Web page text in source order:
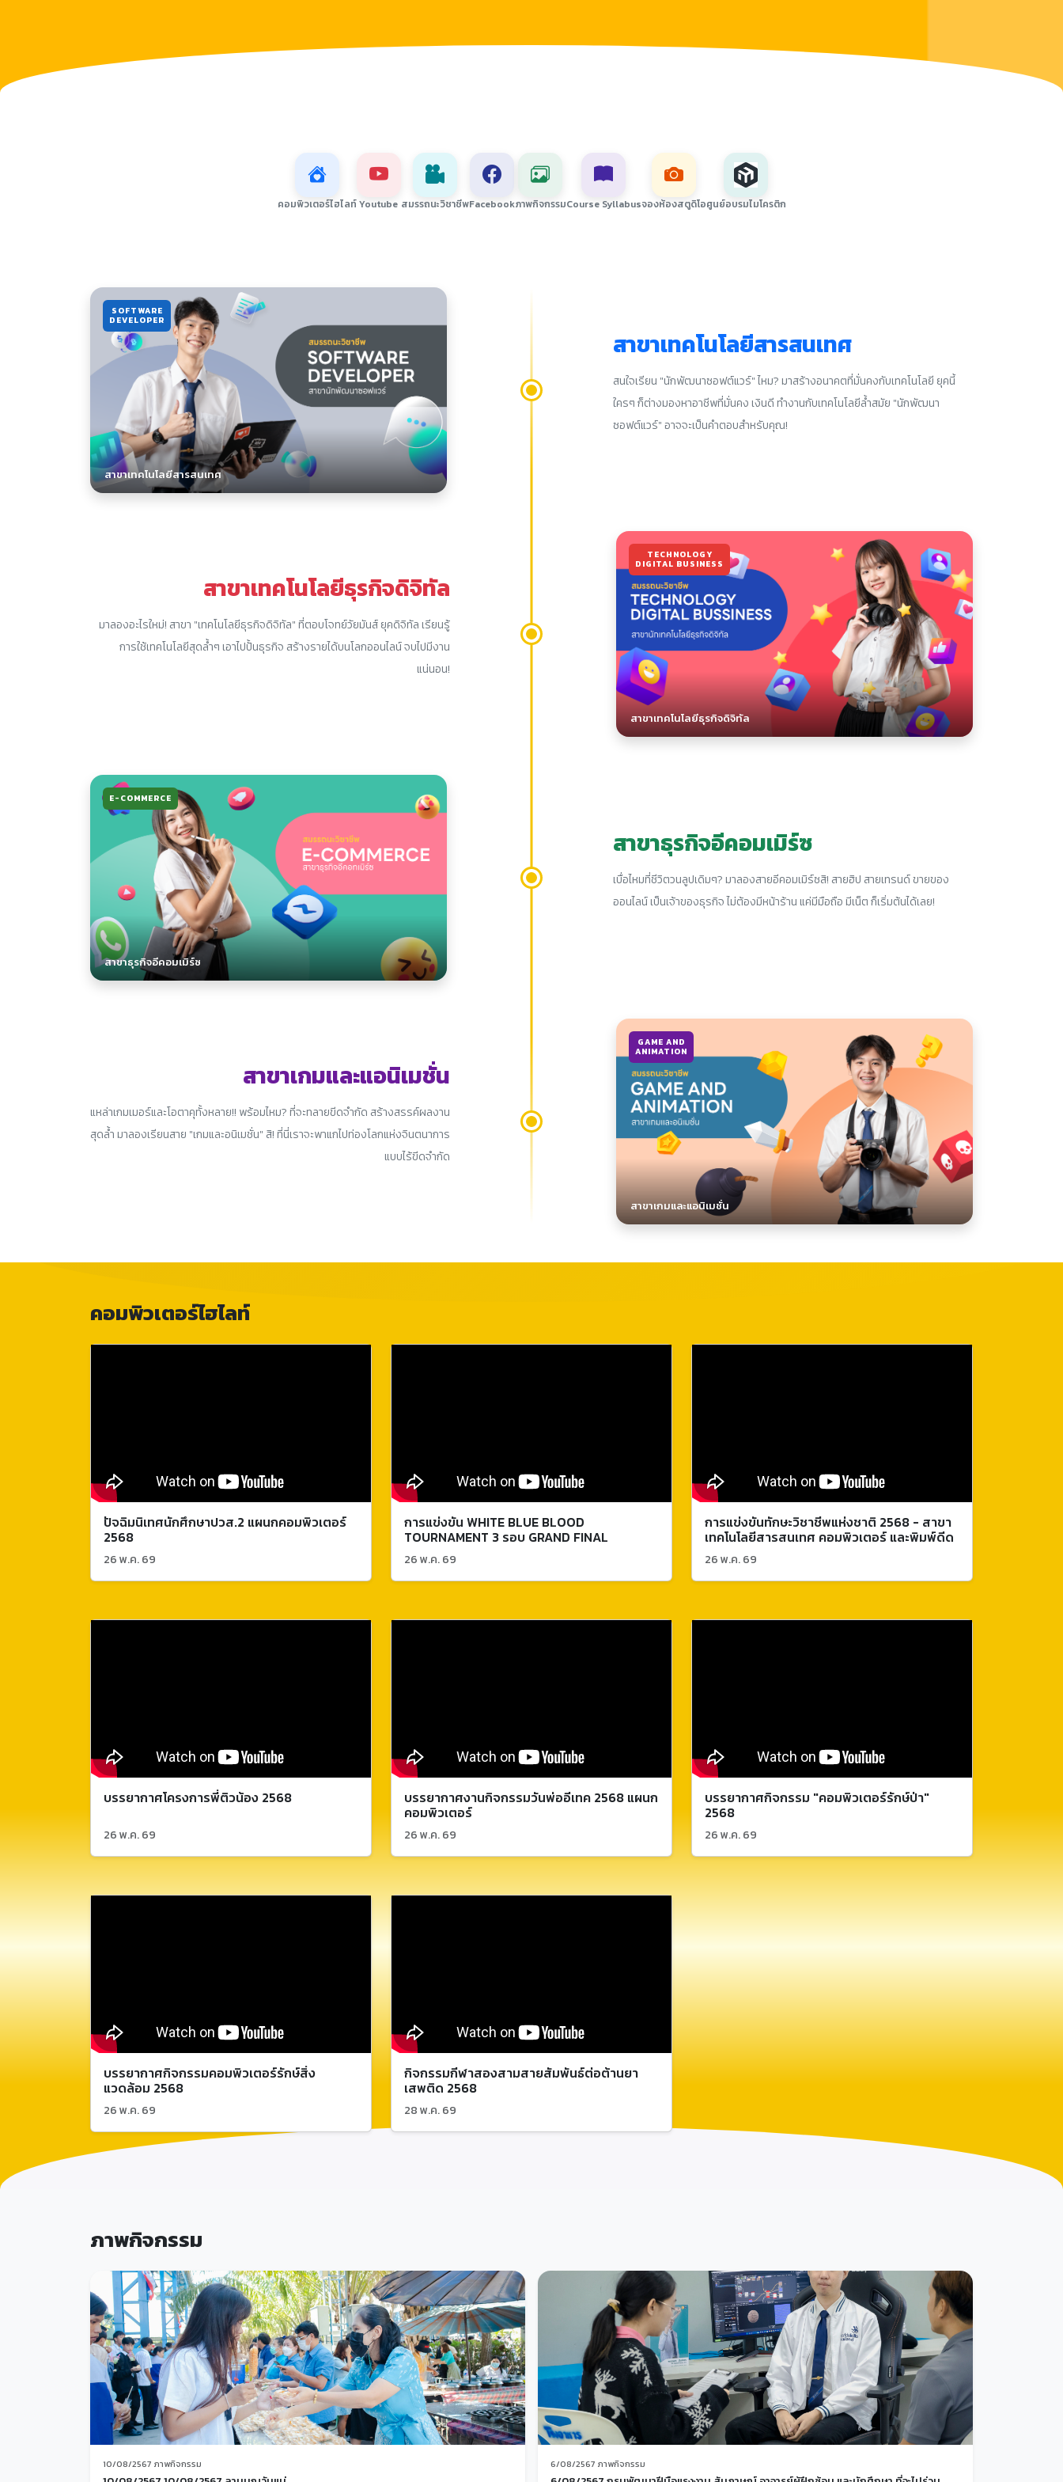
คอมพิวเตอร์ไฮไลท์Youtube สมรรถนะวิชาชีพFacebookภาพกิจกรรมCourse Syllabusจองห้องสตูดิโอศูนย์อบรมไมโครติก
SOFTWARE
DEVELOPER
สาขาเทคโนโลยีสารสนเทศ
สาขาเทคโนโลยีสารสนเทศ
สนใจเรียน "นักพัฒนาซอฟต์แวร์" ไหม? มาสร้างอนาคตที่มั่นคงกับเทคโนโลยี ยุคนี้
ใครๆ ก็ต่างมองหาอาชีพที่มั่นคง เงินดี ทำงานกับเทคโนโลยีล้ำสมัย "นักพัฒนา
ซอฟต์แวร์" อาจจะเป็นคำตอบสำหรับคุณ!
TECHNOLOGY
DIGITAL BUSINESS
สาขาเทคโนโลยีธุรกิจดิจิทัล
สาขาเทคโนโลยีธุรกิจดิจิทัล
มาลองอะไรใหม่! สาขา "เทคโนโลยีธุรกิจดิจิทัล" ที่ตอบโจทย์วัยมันส์ ยุคดิจิทัล เรียนรู้
การใช้เทคโนโลยีสุดล้ำๆ เอาไปปั้นธุรกิจ สร้างรายได้บนโลกออนไลน์ จบไปมีงาน
แน่นอน!
E-COMMERCE
สาขาธุรกิจอีคอมเมิร์ซ
สาขาธุรกิจอีคอมเมิร์ซ
เบื่อไหมที่ชีวิตวนลูปเดิมๆ? มาลองสายอีคอมเมิร์ซสิ! สายฮิป สายเทรนด์ ขายของ
ออนไลน์ เป็นเจ้าของธุรกิจ ไม่ต้องมีหน้าร้าน แค่มีมือถือ มีเน็ต ก็เริ่มต้นได้เลย!
GAME AND
ANIMATION
สาขาเกมและแอนิเมชั่น
สาขาเกมและแอนิเมชั่น
แหล่าเกมเมอร์และโอตาคุทั้งหลาย!! พร้อมไหม? ที่จะทลายขีดจำกัด สร้างสรรค์ผลงาน
สุดล้ำ มาลองเรียนสาย "เกมและอนิเมชั่น" สิ! ที่นี่เราจะพาแกไปท่องโลกแห่งจินตนาการ
แบบไร้ขีดจำกัด
คอมพิวเตอร์ไฮไลท์
ปัจฉิมนิเทศนักศึกษาปวส.2 แผนกคอมพิวเตอร์
2568
26 พ.ค. 69
การแข่งขัน WHITE BLUE BLOOD
TOURNAMENT 3 รอบ GRAND FINAL
26 พ.ค. 69
การแข่งขันทักษะวิชาชีพแห่งชาติ 2568 - สาขา
เทคโนโลยีสารสนเทศ คอมพิวเตอร์ และพิมพ์ดีด
26 พ.ค. 69
บรรยากาศโครงการพี่ติวน้อง 2568
26 พ.ค. 69
บรรยากาศงานกิจกรรมวันพ่ออีเทค 2568 แผนก
คอมพิวเตอร์
26 พ.ค. 69
บรรยากาศกิจกรรม "คอมพิวเตอร์รักษ์ป่า"
2568
26 พ.ค. 69
บรรยากาศกิจกรรมคอมพิวเตอร์รักษ์สิ่ง
แวดล้อม 2568
26 พ.ค. 69
กิจกรรมกีฬาสองสามสายสัมพันธ์ต่อต้านยา
เสพติด 2568
28 พ.ค. 69
ภาพกิจกรรม
10/08/2567 ภาพกิจกรรม 6/08/2567 ภาพกิจกรรม